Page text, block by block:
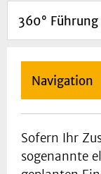
360°
Navigation
Sofern Ihr
sogenannte